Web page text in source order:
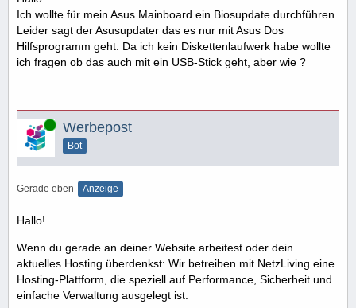
Ich wollte für mein Asus Mainboard ein Biosupdate durchführen.
Leider sagt der Asusupdater das es nur mit Asus Dos
Hilfsprogramm geht. Da ich kein Diskettenlaufwerk habe wollte
ich fragen ob das auch mit ein USB-Stick geht, aber wie ?
Online Werbepost
Bot
Gerade eben Anzeige
Hallo!
Wenn du gerade an deiner Website arbeitest oder dein
aktuelles Hosting überdenkst: Wir betreiben mit NetzLiving eine
Hosting-Plattform, die speziell auf Performance, Sicherheit und
einfache Verwaltung ausgelegt ist.